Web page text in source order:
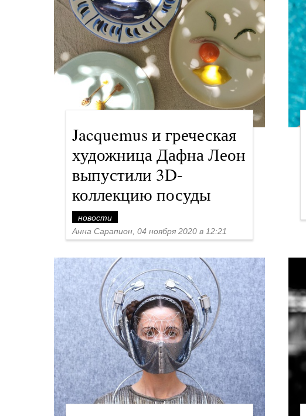
Jacquemus и греческая
художница Дафна Леон
выпустили 3D-
коллекцию посуды
новости
Анна Сарапион, 04 ноября 2020 в 12:21